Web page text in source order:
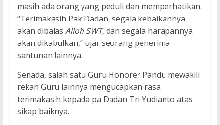
masih ada orang yang peduli dan memperhatikan.
“Terimakasih Pak Dadan, segala kebaikannya
akan dibalas Alloh SWT, dan segala harapannya
akan dikabulkan,” ujar seorang penerima
santunan lainnya.
Senada, salah satu Guru Honorer Pandu mewakili
rekan Guru lainnya mengucapkan rasa
terimakasih kepada pa Dadan Tri Yudianto atas
sikap baiknya.